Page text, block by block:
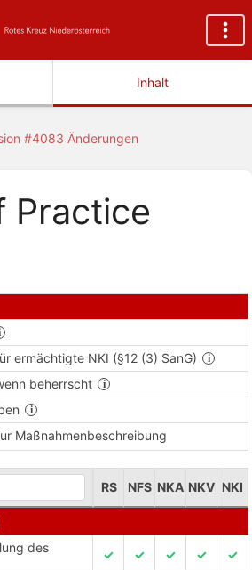
Inhalt
#4083 Änderungen
Practice
ermächtigte NKI (§12 (3) SanG)
beherrscht
Maßnahmenbeschreibung
RS NFS NKA NKV NKI
des
✓ ✓ ✓ ✓ ✓